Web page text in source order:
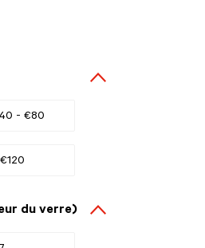
Essayer en ligne
- €80
by Prix: €40 - €80
by Prix: > €120
du verre)